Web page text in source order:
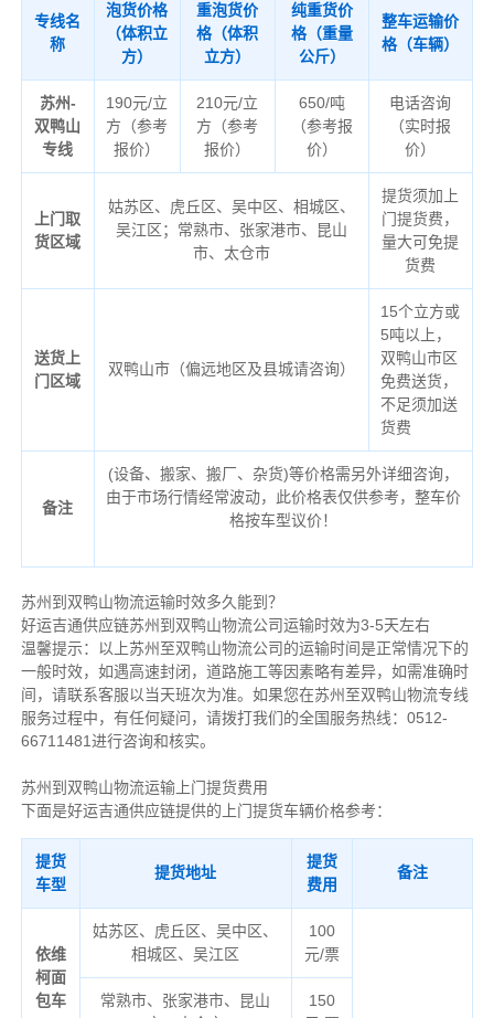
专线名
称
泡货价格
（体积立
方）
重泡货价
格（体积
立方）
纯重货价
格（重量
公斤）
整车运输价
格（车辆）
苏州-
双鸭山
专线
190元/立
方（参考
报价）
210元/立
方（参考
报价）
650/吨
（参考报
价）
电话咨询
（实时报
价）
上门取
货区域
姑苏区、虎丘区、吴中区、相城区、
吴江区；常熟市、张家港市、昆山
市、太仓市
提货须加上
门提货费，
量大可免提
货费
送货上
门区域
双鸭山市（偏远地区及县城请咨询）
15个立方或
5吨以上，
双鸭山市区
免费送货，
不足须加送
货费
备注
(设备、搬家、搬厂、杂货)等价格需另外详细咨询，
由于市场行情经常波动，此价格表仅供参考，整车价
格按车型议价！
苏州到双鸭山物流运输时效多久能到？
好运吉通供应链苏州到双鸭山物流公司运输时效为3-5天左右
温馨提示：以上苏州至双鸭山物流公司的运输时间是正常情况下的
一般时效，如遇高速封闭，道路施工等因素略有差异，如需准确时
间，请联系客服以当天班次为准。如果您在苏州至双鸭山物流专线
服务过程中，有任何疑问，请拨打我们的全国服务热线：0512-
66711481进行咨询和核实。
苏州到双鸭山物流运输上门提货费用
下面是好运吉通供应链提供的上门提货车辆价格参考：
提货
车型
提货地址
提货
费用
备注
依维
柯面
包车
姑苏区、虎丘区、吴中区、
相城区、吴江区
100
元/票
常熟市、张家港市、昆山
150